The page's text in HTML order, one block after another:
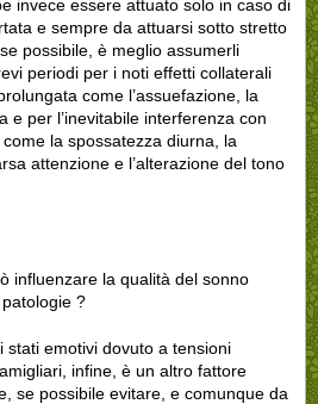
invece essere attuato solo in caso di
e sempre da attuarsi sotto stretto
possibile, è meglio assumerli
periodi per i noti effetti collaterali
come l’assuefazione, la
e per l’inevitabile interferenza con
la spossatezza diurna, la
attenzione e l’alterazione del tono
influenzare la qualità del sonno
?
stati emotivi dovuto a tensioni
infine, è un altro fattore
se possibile evitare, e comunque da